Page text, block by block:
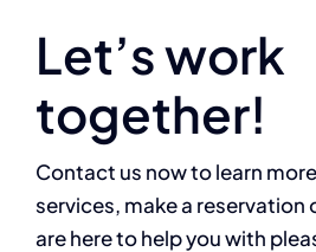
Let’s work
together!
Contact us now to learn
services, make a reservation
are here to help you with